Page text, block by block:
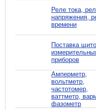
Реле тока,
напряжения,
времени
Поставка
приборов
Амперметр,
вольтметр,
частотомер,
ваттметр,
фазометр